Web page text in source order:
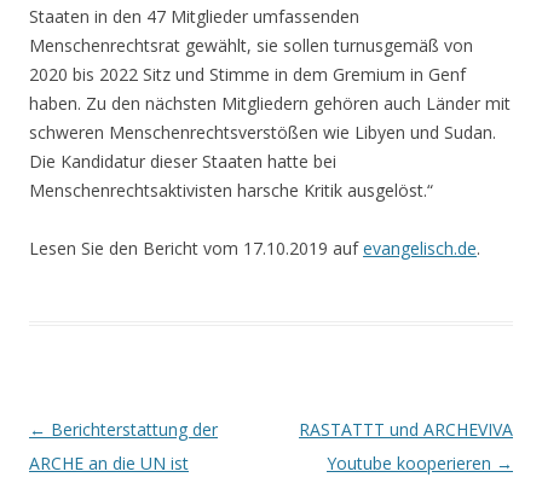
Staaten in den 47 Mitglieder umfassenden
Menschenrechtsrat gewählt, sie sollen turnusgemäß von
2020 bis 2022 Sitz und Stimme in dem Gremium in Genf
haben. Zu den nächsten Mitgliedern gehören auch Länder mit
schweren Menschenrechtsverstößen wie Libyen und Sudan.
Die Kandidatur dieser Staaten hatte bei
Menschenrechtsaktivisten harsche Kritik ausgelöst.“
Lesen Sie den Bericht vom 17.10.2019 aufevangelisch.de.
Beitrags-
Navigation
← Berichterstattung der
ARCHE an die UN ist
RASTATTT und ARCHEVIVA
Youtube kooperieren →